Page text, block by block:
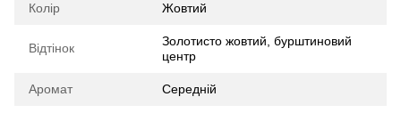
Колір Жовтий
Відтінок
Золотисто жовтий, бурштиновий
центр
Аромат Середній